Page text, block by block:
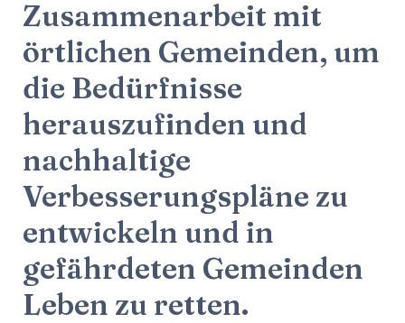
Zusammenarbeit mit
örtlichen Gemeinden, um
die Bedürfnisse
herauszufinden und
nachhaltige
Verbesserungspläne zu
entwickeln und in
gefährdeten Gemeinden
Leben zu retten.